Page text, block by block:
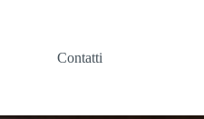
Contatti